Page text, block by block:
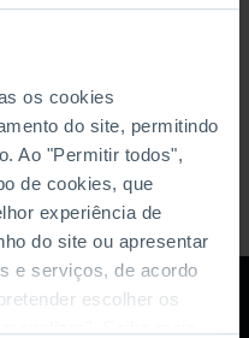
os cookies
do site, permitindo
Ao "Permitir todos",
de cookies, que
experiência de
do site ou apresentar
e serviços, de acordo
escolher os